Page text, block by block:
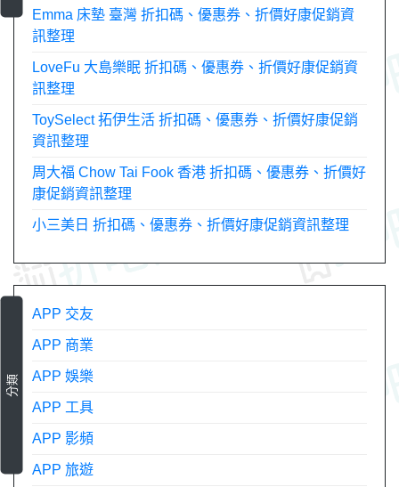
Emma 床墊 臺灣 折扣碼、優惠券、折價好康促銷資
訊整理
LoveFu 大島樂眠 折扣碼、優惠券、折價好康促銷資
訊整理
ToySelect 拓伊生活 折扣碼、優惠券、折價好康促銷
資訊整理
周大福 Chow Tai Fook 香港 折扣碼、優惠券、折價好
康促銷資訊整理
小三美日 折扣碼、優惠券、折價好康促銷資訊整理
分類
APP 交友
APP 商業
APP 娛樂
APP 工具
APP 影頻
APP 旅遊